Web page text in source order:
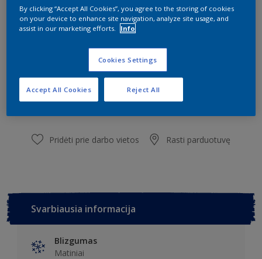
Dydis
Dažų kiekio skaičiuoklė
Pridėti prie darbo vietos Rasti parduotuvę
Svarbiausia informacija
Blizgumas
Matiniai
By clicking “Accept All Cookies”, you agree to the storing of cookies
on your device to enhance site navigation, analyze site usage, and
assist in our marketing efforts.
Info
Cookies Settings
Reject All
Accept All Cookies